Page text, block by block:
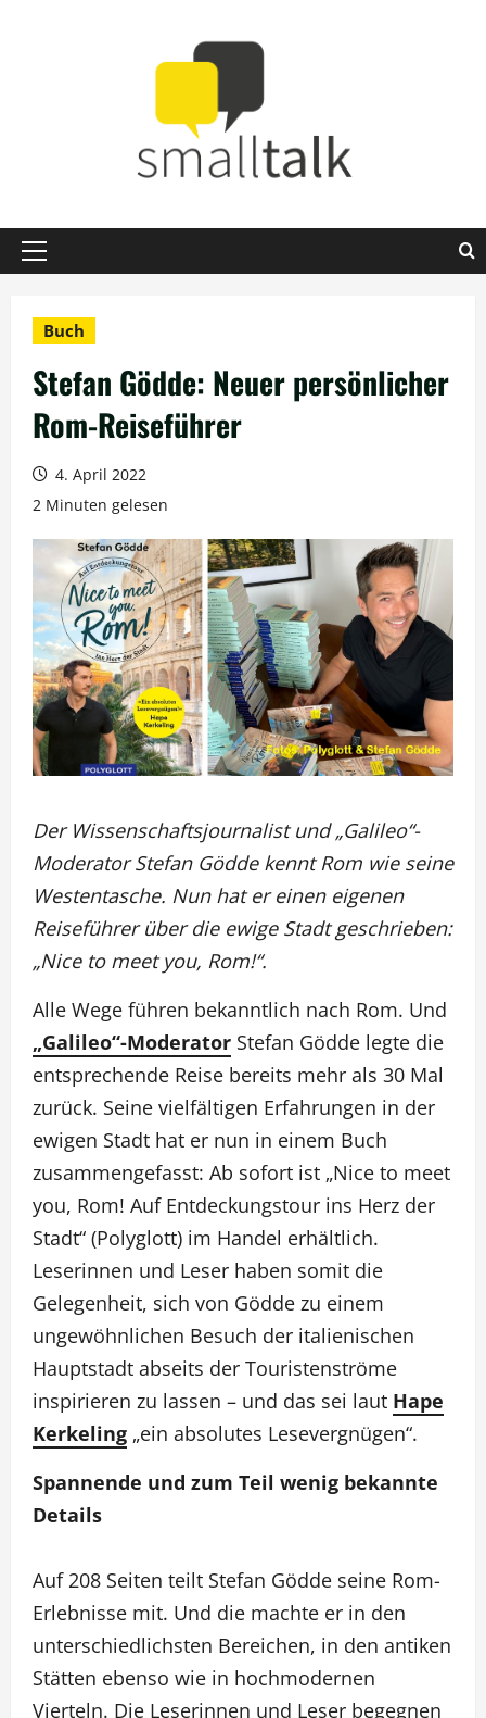
Primäres
Buch
Stefan Gödde: Neuer persönlicher
Rom-Reiseführer
4. April 2022
2 Minuten gelesen
Der Wissenschaftsjournalist und „Galileo“-
Moderator Stefan Gödde kennt Rom wie seine
Westentasche. Nun hat er einen eigenen
Reiseführer über die ewige Stadt geschrieben:
„Nice to meet you, Rom!“.
Alle Wege führen bekanntlich nach Rom. Und
„Galileo“-Moderator Stefan Gödde legte die
entsprechende Reise bereits mehr als 30 Mal
zurück. Seine vielfältigen Erfahrungen in der
ewigen Stadt hat er nun in einem Buch
zusammengefasst: Ab sofort ist „Nice to meet
you, Rom! Auf Entdeckungstour ins Herz der
Stadt“ (Polyglott) im Handel erhältlich.
Leserinnen und Leser haben somit die
Gelegenheit, sich von Gödde zu einem
ungewöhnlichen Besuch der italienischen
Hauptstadt abseits der Touristenströme
inspirieren zu lassen – und das sei laut Hape
Kerkeling „ein absolutes Lesevergnügen“.
Spannende und zum Teil wenig bekannte
Details
Auf 208 Seiten teilt Stefan Gödde seine Rom-
Erlebnisse mit. Und die machte er in den
unterschiedlichsten Bereichen, in den antiken
Stätten ebenso wie in hochmodernen
Vierteln. Die Leserinnen und Leser begegnen